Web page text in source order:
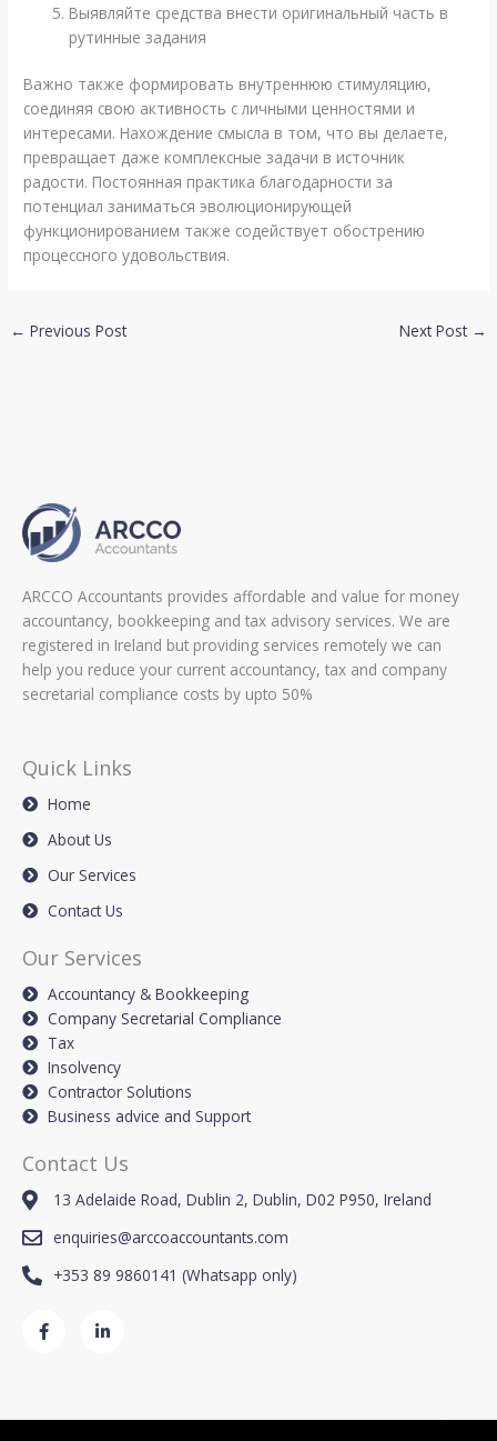
Выявляйте средства внести оригинальный часть в
рутинные задания
Важно также формировать внутреннюю стимуляцию,
соединяя свою активность с личными ценностями и
интересами. Нахождение смысла в том, что вы делаете,
превращает даже комплексные задачи в источник
радости. Постоянная практика благодарности за
потенциал заниматься эволюционирующей
функционированием также содействует обострению
процессного удовольствия.
← Previous Post Next Post →
ARCCO Accountants provides affordable and value for money
accountancy, bookkeeping and tax advisory services. We are
registered in Ireland but providing services remotely we can
help you reduce your current accountancy, tax and company
secretarial compliance costs by upto 50%
Quick Links
Home
About Us
Our Services
Contact Us
Our Services
Accountancy & Bookkeeping
Company Secretarial Compliance
Tax
Insolvency
Contractor Solutions
Business advice and Support
Contact Us
13 Adelaide Road, Dublin 2, Dublin, D02 P950, Ireland
enquiries@arccoaccountants.com
+353 89 9860141 (Whatsapp only)
a
o
i
i